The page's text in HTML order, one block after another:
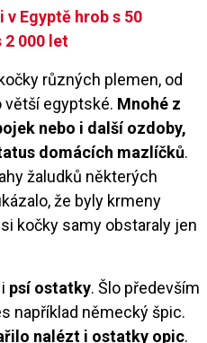
Egyptě hrob s 50
2 000 let
různých plemen, od
větší egyptské. Mnohé z
nebo i další ozdoby,
domácích mazlíčků.
žaludků některých
že byly krmeny
kočky samy obstaraly jen
psí ostatky. Šlo především
například německý špic.
nalézt i ostatky opic.